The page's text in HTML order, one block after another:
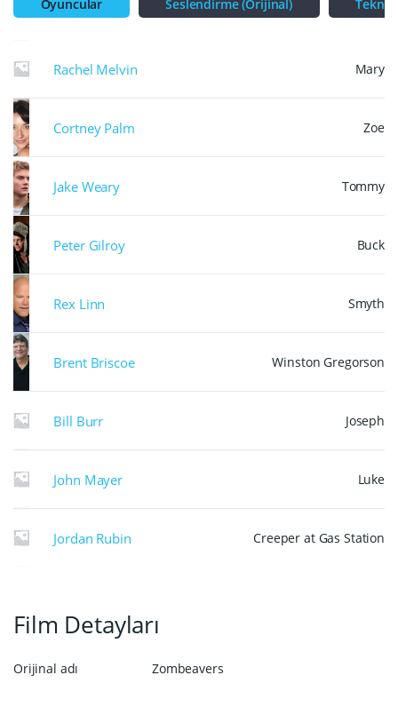
Oyuncular Seslendirme (Orijinal) Teknik
Rachel Melvin Mary
Cortney Palm Zoe
Jake Weary Tommy
Peter Gilroy Buck
Rex Linn Smyth
Brent Briscoe Winston Gregorson
Bill Burr Joseph
John Mayer Luke
Jordan Rubin Creeper at Gas Station
Film Detayları
Orijinal adı Zombeavers